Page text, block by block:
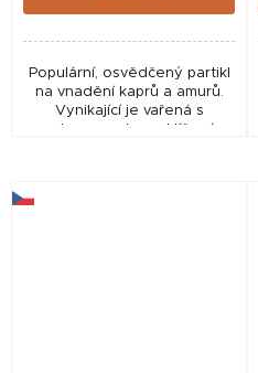
Populární, osvědčený partikl
na vnadění kaprů a amurů.
Vynikající je vařená s
melasou, nebo naklíčená.